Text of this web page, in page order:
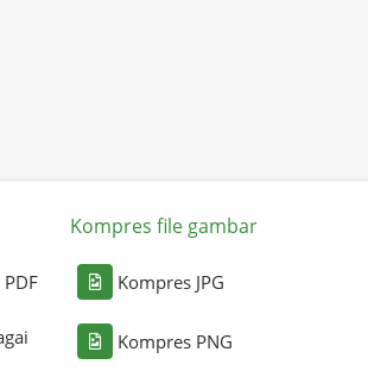
Kompres file gambar
Kompres JPG
Kompres PNG